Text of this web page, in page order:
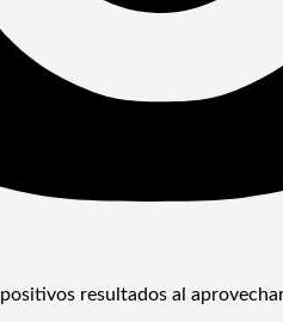
resultados al